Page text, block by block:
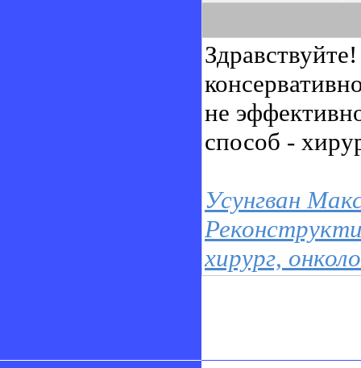
не
способ -
Усунгван
хирург,